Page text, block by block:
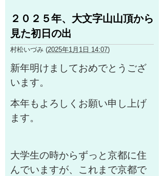
２０２５年、大文字山山頂から
見た初日の出
村松いづみ (2025年1月1日 14:07)
新年明けましておめでとうござ
います。
本年もよろしくお願い申し上げ
ます。
大学生の時からずっと京都に住
んでいますが、これまで京都で